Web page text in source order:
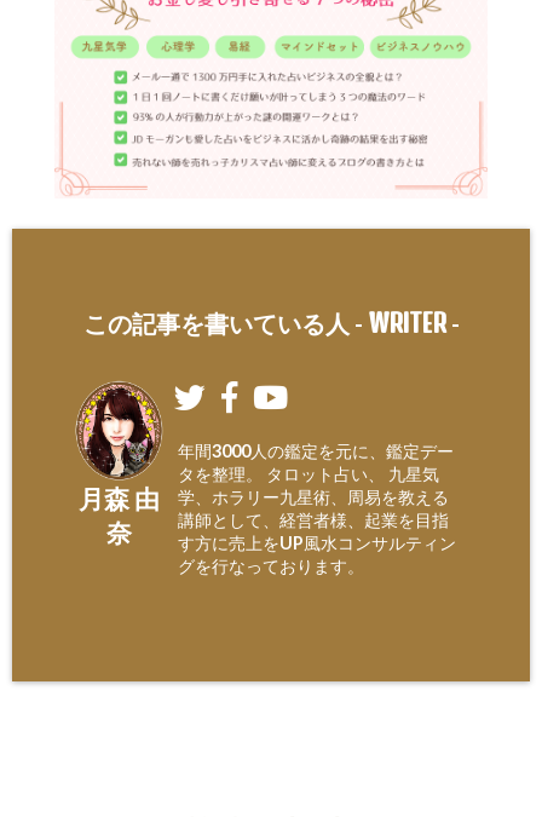
この記事を書いている人 - WRITER-
月森 由
奈
年間3000人の鑑定を元に、鑑定デー
タを整理。 タロット占い、 九星気
学、ホラリー九星術、周易を教える
講師として、経営者様、起業を目指
す方に売上をUP風水コンサルティン
グを行なっております。